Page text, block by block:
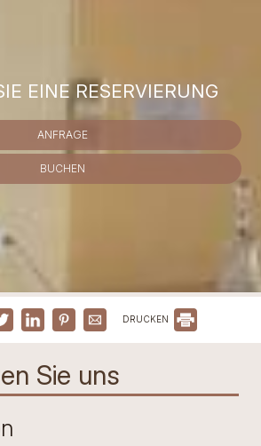
EINE RESERVIERUNG
ANFRAGE
BUCHEN
DRUCKEN
Sie uns